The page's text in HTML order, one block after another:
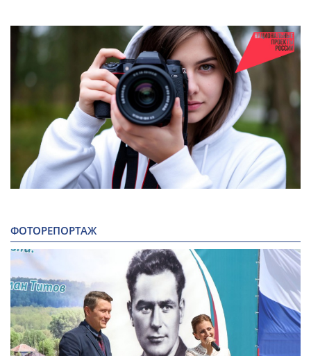
ФОТОРЕПОРТАЖ